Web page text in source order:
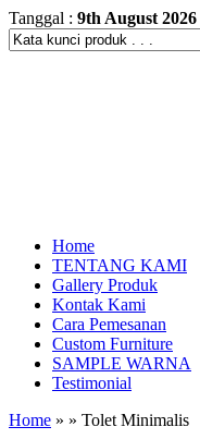
Tanggal : 9th August 2026
Home
TENTANG KAMI
Gallery Produk
Kontak Kami
Cara Pemesanan
Custom Furniture
SAMPLE WARNA
Testimonial
Home » » Tolet Minimalis